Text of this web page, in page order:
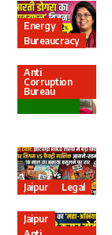
Energy
Bureaucracy
Anti
Corruption
Bureau
Jaipur Legal
Jaipur